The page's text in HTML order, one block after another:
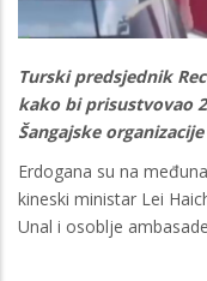
Turski predsjednik
kako bi prisustvovao
Šangajske
Erdogana su na
kineski ministar Lei
Unal i osoblje